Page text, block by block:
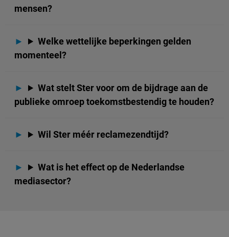
mensen?
Welke wettelijke beperkingen gelden
momenteel?
Wat stelt Ster voor om de bijdrage aan de
publieke omroep toekomstbestendig te houden?
Wil Ster méér reclamezendtijd?
Wat is het effect op de Nederlandse
mediasector?